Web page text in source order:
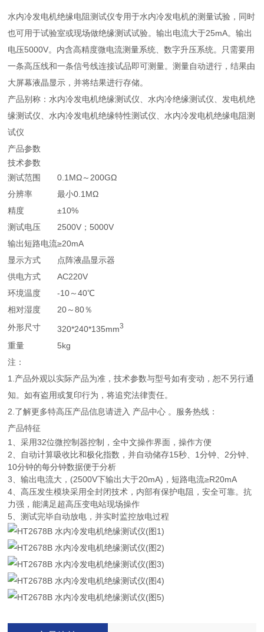
水内冷发电机绝缘电阻测试仪专用于水内冷发电机的测量试验，同时
也可用于试验室或现场做绝缘测试试验。输出电流大于25mA。输出
电压5000V。内含高精度微电流测量系统、数字升压系统。只需要用
一条高压线和一条信号线连接试品即可测量。测量自动进行，结果由
大屏幕液晶显示，并将结果进行存储。
产品别称：水内冷发电机绝缘测试仪、水内冷绝缘测试仪、发电机绝
缘测试仪、水内冷发电机绝缘特性测试仪、水内冷发电机绝缘电阻测
试仪
产品参数
技术参数
测试范围
0.1MΩ～200GΩ
分辨率
最小0.1MΩ
精度
±10%
测试电压
2500V；5000V
输出短路电流≥20mA
显示方式
点阵液晶显示器
供电方式
AC220V
环境温度
-10～40℃
相对湿度
20～80％
外形尺寸
320*240*135mm3
重量
5kg
注：
1.产品外观以实际产品为准，技术参数与型号如有变动，恕不另行通
知。如有盗用或复印行为，将追究法律责任。
2.了解更多特高压产品信息请进入 产品中心 。服务热线：
产品特征
1、采用32位微控制器控制，全中文操作界面，操作方便
2、自动计算吸收比和极化指数，并自动储存15秒、1分钟、2分钟、
10分钟的每分钟数据便于分析
3、输出电流大，(2500V下输出大于20mA)，短路电流≥R20mA
4、高压发生模块采用全封闭技术，内部有保护电阻，安全可靠。抗
力强，能满足超高压变电站现场操作
5、测试完毕自动放电，并实时监控放电过程